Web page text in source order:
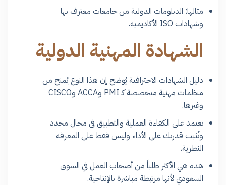
مثالها: الدبلومات الدولية من جامعات معترف بها
وشهادات ISO الأكاديمية.
الشهادة المهنية الدولية
دليل الشهادات الاحترافية يُوضح إن هذا النوع يُمنح من
منظمات مهنية متخصصة كـ PMI وACCA وCISCO
وغيرها.
تعتمد على الكفاءة العملية والتطبيق في مجال محدد
وتُثبت قدرتك على الأداء وليس فقط على المعرفة
النظرية.
هذه هي الأكثر طلباً من أصحاب العمل في السوق
السعودي لأنها مرتبطة مباشرة بالإنتاجية.